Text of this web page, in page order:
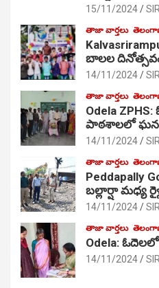
15/11/2024
తాజా వార్తలు
బాలల
14/11/2024
తాజా వార్తలు
Odela
పాఠ‌శాల‌లో
14/11/2024
తాజా వార్తలు
Peddapally
బల్లార్షా మధ్య
14/11/2024
తాజా వార్తలు
Odela:
14/11/2024